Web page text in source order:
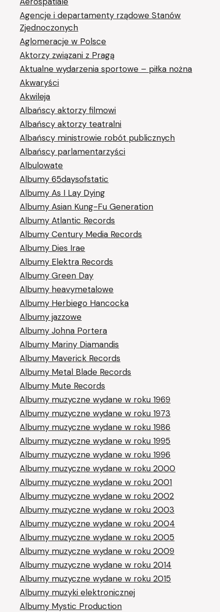
Agencje i departamenty rządowe Stanów
Zjednoczonych
Aglomeracje w Polsce
Aktorzy związani z Pragą
Aktualne wydarzenia sportowe – piłka nożna
Akwaryści
Akwileja
Albańscy aktorzy filmowi
Albańscy aktorzy teatralni
Albańscy ministrowie robót publicznych
Albańscy parlamentarzyści
Albulowate
Albumy 65daysofstatic
Albumy As I Lay Dying
Albumy Asian Kung-Fu Generation
Albumy Atlantic Records
Albumy Century Media Records
Albumy Dies Irae
Albumy Elektra Records
Albumy Green Day
Albumy heavymetalowe
Albumy Herbiego Hancocka
Albumy jazzowe
Albumy Johna Portera
Albumy Mariny Diamandis
Albumy Maverick Records
Albumy Metal Blade Records
Albumy Mute Records
Albumy muzyczne wydane w roku 1969
Albumy muzyczne wydane w roku 1973
Albumy muzyczne wydane w roku 1986
Albumy muzyczne wydane w roku 1995
Albumy muzyczne wydane w roku 1996
Albumy muzyczne wydane w roku 2000
Albumy muzyczne wydane w roku 2001
Albumy muzyczne wydane w roku 2002
Albumy muzyczne wydane w roku 2003
Albumy muzyczne wydane w roku 2004
Albumy muzyczne wydane w roku 2005
Albumy muzyczne wydane w roku 2009
Albumy muzyczne wydane w roku 2014
Albumy muzyczne wydane w roku 2015
Albumy muzyki elektronicznej
Albumy Mystic Production